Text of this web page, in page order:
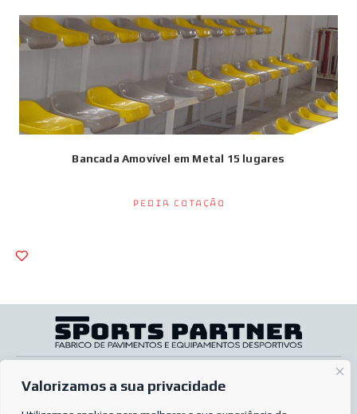
Valorizamos a sua privacidade
Bancada Amovível em Metal 15 lugares
Pedir Cotação